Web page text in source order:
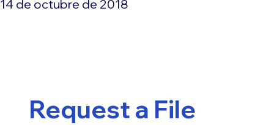
14 de octubre de 2018
Request a File